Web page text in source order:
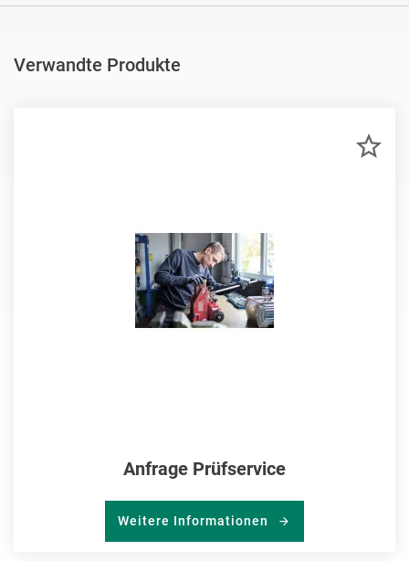
Verwandte Produkte
Anfrage Prüfservice
Weitere Informationen